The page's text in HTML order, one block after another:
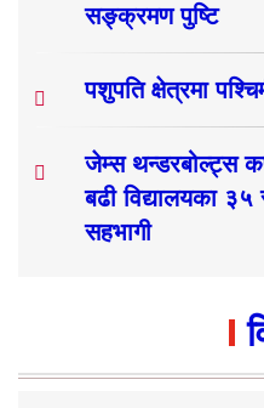
सङ्क्रमण पुष्टि
पशुपति क्षेत्रमा
जेम्स थन्डरबोल्ट्स
बढी विद्यालयका
सहभागी